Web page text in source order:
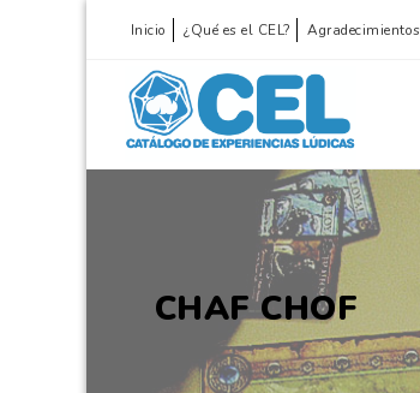
Inicio ¿Qué es el CEL? Agradecimientos
CHAF CHOF